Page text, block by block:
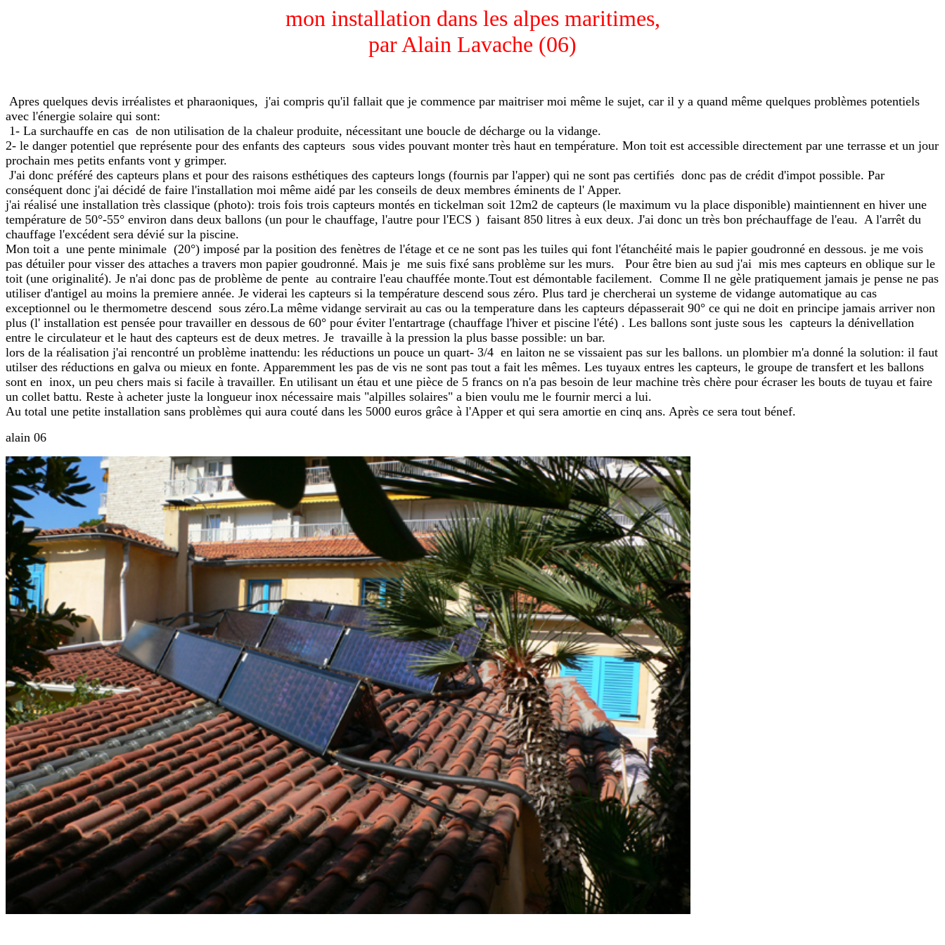
mon installation dans les alpes maritimes,
par Alain Lavache (06)
Apres quelques devis irréalistes et pharaoniques, j'ai compris qu'il fallait que je commence par maitriser moi même le sujet, car il y a quand même quelques problèmes potentiels
avec l'énergie solaire qui sont:
1- La surchauffe en cas de non utilisation de la chaleur produite, nécessitant une boucle de décharge ou la vidange.
2- le danger potentiel que représente pour des enfants des capteurs sous vides pouvant monter très haut en température. Mon toit est accessible directement par une terrasse et un jour
prochain mes petits enfants vont y grimper.
J'ai donc préféré des capteurs plans et pour des raisons esthétiques des capteurs longs (fournis par l'apper) qui ne sont pas certifiés donc pas de crédit d'impot possible. Par
conséquent donc j'ai décidé de faire l'installation moi même aidé par les conseils de deux membres éminents de l' Apper.
j'ai réalisé une installation très classique (photo): trois fois trois capteurs montés en tickelman soit 12m2 de capteurs (le maximum vu la place disponible) maintiennent en hiver une
température de 50°-55° environ dans deux ballons (un pour le chauffage, l'autre pour l'ECS ) faisant 850 litres à eux deux. J'ai donc un très bon préchauffage de l'eau. A l'arrêt du
chauffage l'excédent sera dévié sur la piscine.
Mon toit a une pente minimale (20°) imposé par la position des fenètres de l'étage et ce ne sont pas les tuiles qui font l'étanchéité mais le papier goudronné en dessous. je me vois
pas détuiler pour visser des attaches a travers mon papier goudronné. Mais je me suis fixé sans problème sur les murs. Pour être bien au sud j'ai mis mes capteurs en oblique sur le
toit (une originalité). Je n'ai donc pas de problème de pente au contraire l'eau chauffée monte.Tout est démontable facilement. Comme Il ne gèle pratiquement jamais je pense ne pas
utiliser d'antigel au moins la premiere année. Je viderai les capteurs si la température descend sous zéro. Plus tard je chercherai un systeme de vidange automatique au cas
exceptionnel ou le thermometre descend sous zéro.La même vidange servirait au cas ou la temperature dans les capteurs dépasserait 90° ce qui ne doit en principe jamais arriver non
plus (l' installation est pensée pour travailler en dessous de 60° pour éviter l'entartrage (chauffage l'hiver et piscine l'été) . Les ballons sont juste sous les capteurs la dénivellation
entre le circulateur et le haut des capteurs est de deux metres. Je travaille à la pression la plus basse possible: un bar.
lors de la réalisation j'ai rencontré un problème inattendu: les réductions un pouce un quart- 3/4 en laiton ne se vissaient pas sur les ballons. un plombier m'a donné la solution: il faut
utilser des réductions en galva ou mieux en fonte. Apparemment les pas de vis ne sont pas tout a fait les mêmes. Les tuyaux entres les capteurs, le groupe de transfert et les ballons
sont en inox, un peu chers mais si facile à travailler. En utilisant un étau et une pièce de 5 francs on n'a pas besoin de leur machine très chère pour écraser les bouts de tuyau et faire
un collet battu. Reste à acheter juste la longueur inox nécessaire mais "alpilles solaires" a bien voulu me le fournir merci a lui.
Au total une petite installation sans problèmes qui aura couté dans les 5000 euros grâce à l'Apper et qui sera amortie en cinq ans. Après ce sera tout bénef.
alain 06